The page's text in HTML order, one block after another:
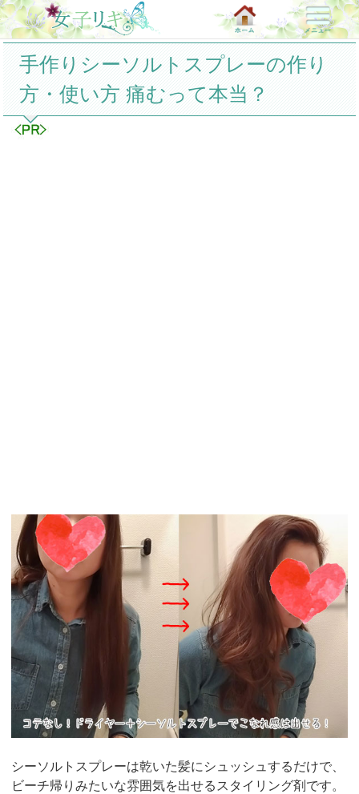
手作りシーソルトスプレーの作り
方・使い方 痛むって本当？
シーソルトスプレーは乾いた髪にシュッシュするだけで、
ビーチ帰りみたいな雰囲気を出せるスタイリング剤です。